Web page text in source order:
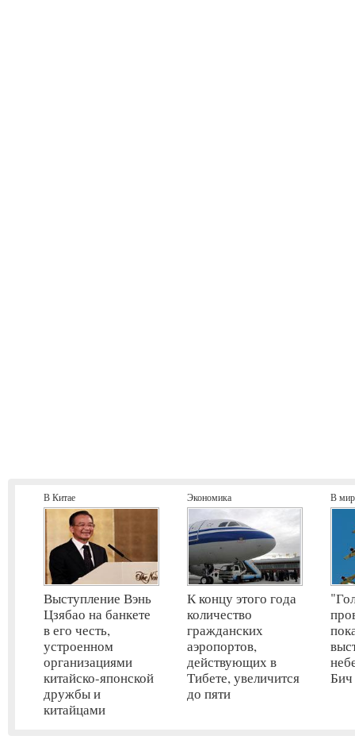
В Китае
Выступление Вэнь
Цзябао на банкете
в его честь,
устроенном
организациями
китайско-японской
дружбы и
китайцами
Экономика
К концу этого года
количество
гражданских
аэропортов,
действующих в
Тибете, увеличится
до пяти
В
Бич